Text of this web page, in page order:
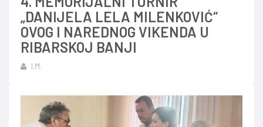
„DANIJELA LELA MILENKOVIĆ“
OVOG I NAREDNOG VIKENDA U
RIBARSKOJ BANJI
I.M.